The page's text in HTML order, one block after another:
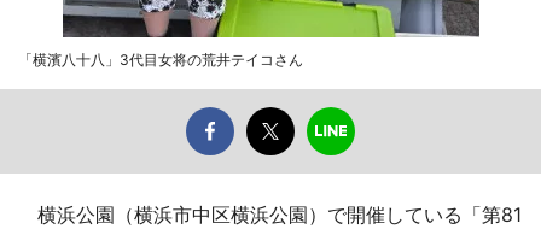
「横濱八十八」3代目女将の荒井テイコさん
横浜公園（横浜市中区横浜公園）で開催している「第81